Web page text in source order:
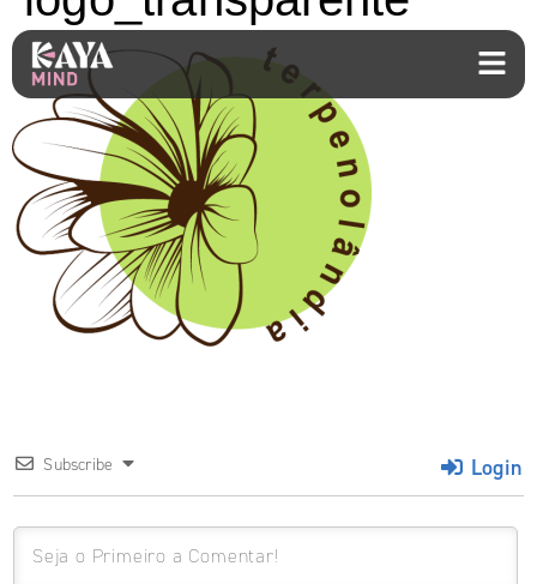
Subscribe Login